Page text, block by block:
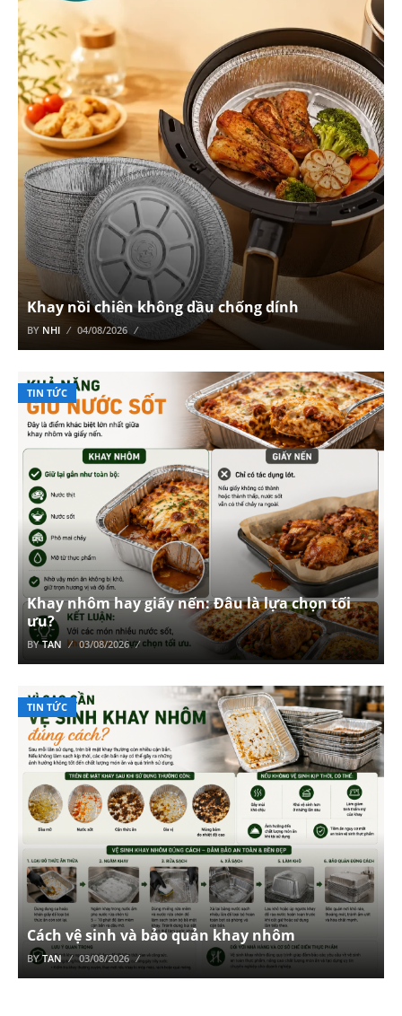
Khay nồi chiên không dầu chống dính
BY NHI 04/08/2026
TIN TỨC
Khay nhôm hay giấy nến: Đâu là lựa chọn tối
ưu?
BYTAN 03/08/2026
TIN TỨC
Cách vệ sinh và bảo quản khay nhôm
BYTAN 03/08/2026